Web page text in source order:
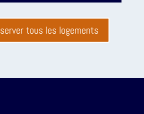
tous les logements